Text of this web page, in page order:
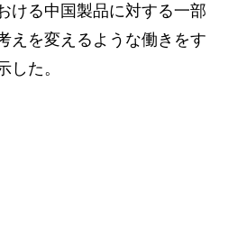
ける中国製品に対する一部
えを変えるような働きをす
した。